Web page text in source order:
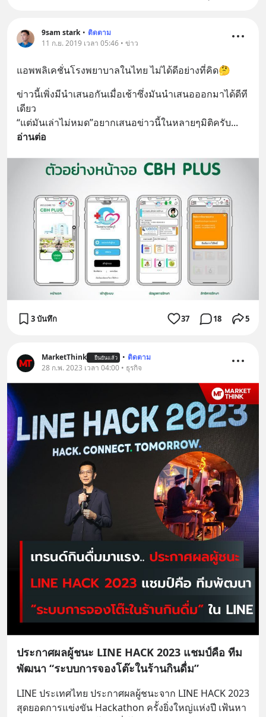
9sam stark • ติดตาม
11 ก.ย. 2019 เวลา 05:46 • ข่าว
แอพพลิเคชั่นโรงพยาบาลในไทย ไม่ได้ดีอย่างที่คิด🤔
ข่าวนี้เพิ่งมีนำเสนอกันเมื่อเช้าซึ่งมันนำเสนอออกมาได้ดีที
เดียว
“แต่มันเล่าไม่หมด”อยากเสนอข่าวนี้ในหลายๆมิติครับ
อ่านต่อ
3 บันทึก 37 18 5
MarketThink ยืนยันแล้ว • ติดตาม
28 ก.พ. 2023 เวลา 04:00 • ธุรกิจ
ประกาศผลผู้ชนะ LINE HACK 2023 แชมป์คือ ทีม
พัฒนา “ระบบการจองโต๊ะในร้านกินดื่ม”
LINE ประเทศไทย ประกาศผลผู้ชนะจาก LINE HACK 2023
สุดยอดการแข่งขัน Hackathon ครั้งยิ่งใหญ่แห่งปี เฟ้นหา